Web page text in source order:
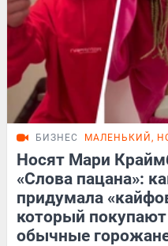
БИЗНЕС МАЛЕНЬКИЙ,
Носят Мари
«Слова пацана»:
придумала
который покупают
обычные